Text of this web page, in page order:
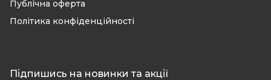
Публічна оферта
Політика конфіденційності
Підпишись на новинки та акції